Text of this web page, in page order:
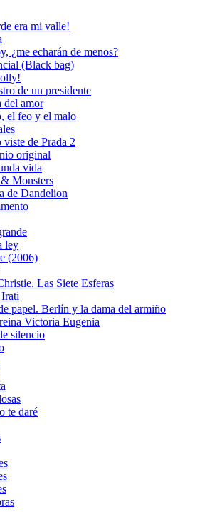
era mi valle!
¿me echarán de menos?
(Black bag)
de un presidente
del amor
el feo y el malo
de Prada 2
original
vida
Monsters
de Dandelion
ley
(2006)
Las Siete Esferas
Irati
papel. Berlín y la dama del armiño
Victoria Eugenia
silencio
te daré